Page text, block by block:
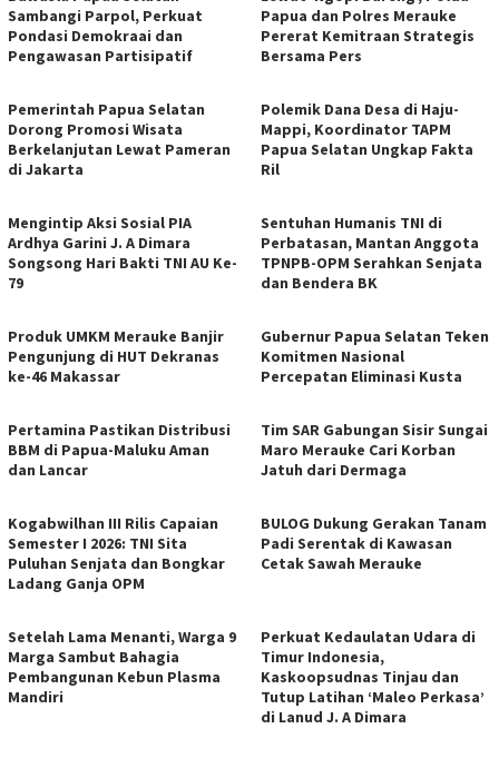
Sambangi Parpol, Perkuat
Pondasi Demokraai dan
Pengawasan Partisipatif
Papua dan Polres Merauke
Pererat Kemitraan Strategis
Bersama Pers
Pemerintah Papua Selatan
Dorong Promosi Wisata
Berkelanjutan Lewat Pameran
di Jakarta
Polemik Dana Desa di Haju-
Mappi, Koordinator TAPM
Papua Selatan Ungkap Fakta
Ril
Mengintip Aksi Sosial PIA
Ardhya Garini J. A Dimara
Songsong Hari Bakti TNI AU Ke-
79
Sentuhan Humanis TNI di
Perbatasan, Mantan Anggota
TPNPB-OPM Serahkan Senjata
dan Bendera BK
Produk UMKM Merauke Banjir
Pengunjung di HUT Dekranas
ke-46 Makassar
Gubernur Papua Selatan Teken
Komitmen Nasional
Percepatan Eliminasi Kusta
Pertamina Pastikan Distribusi
BBM di Papua-Maluku Aman
dan Lancar
Tim SAR Gabungan Sisir Sungai
Maro Merauke Cari Korban
Jatuh dari Dermaga
Kogabwilhan III Rilis Capaian
Semester I 2026: TNI Sita
Puluhan Senjata dan Bongkar
Ladang Ganja OPM
BULOG Dukung Gerakan Tanam
Padi Serentak di Kawasan
Cetak Sawah Merauke
Setelah Lama Menanti, Warga 9
Marga Sambut Bahagia
Pembangunan Kebun Plasma
Mandiri
Perkuat Kedaulatan Udara di
Timur Indonesia,
Kaskoopsudnas Tinjau dan
Tutup Latihan ‘Maleo Perkasa’
di Lanud J. A Dimara